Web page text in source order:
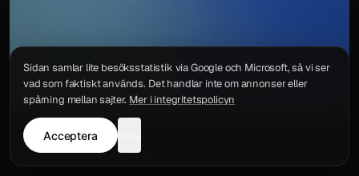
IntegritetspolicyKontakt
Sidan samlar lite besöksstatistik via Google och Microsoft, så vi ser
vad som faktiskt används. Det handlar inte om annonser eller
spårning mellan sajter. Mer i integritetspolicyn
Acceptera neka